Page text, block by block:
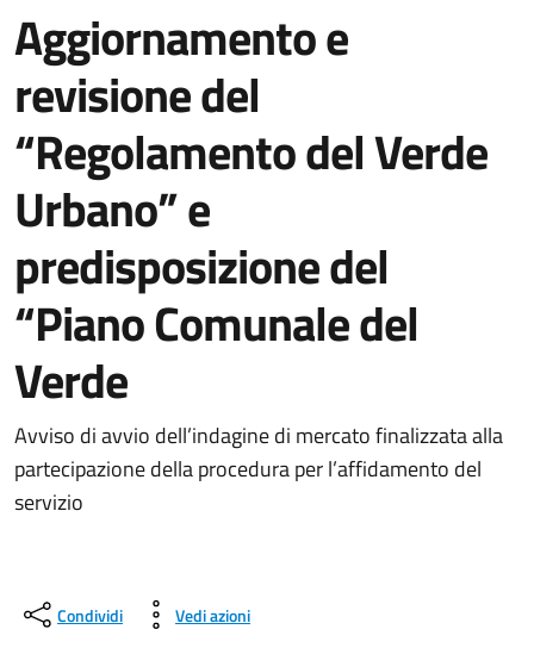
Aggiornamento e
revisione del
“Regolamento del Verde
Urbano” e
predisposizione del
“Piano Comunale del
Verde
Avviso di avvio dell’indagine di mercato finalizzata alla
partecipazione della procedura per l’affidamento del
servizio
Condividi Vedi azioni